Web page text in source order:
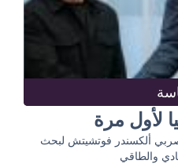
لأول مرة
ألكسندر فوتشيتش لبحث
والطاقي